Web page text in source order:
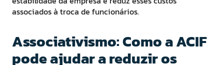
associados à troca de funcionários.
Associativismo: Como a ACIF
pode ajudar a reduzir os